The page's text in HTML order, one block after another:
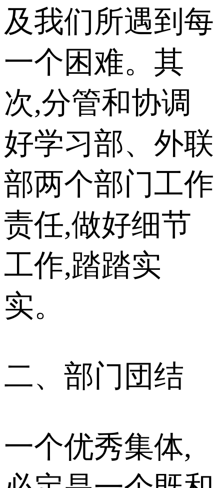
及我们所遇到每
一个困难。其
次,分管和协调
好学习部、外联
部两个部门工作
责任,做好细节
工作,踏踏实
实。
二、部门団结
一个优秀集体,